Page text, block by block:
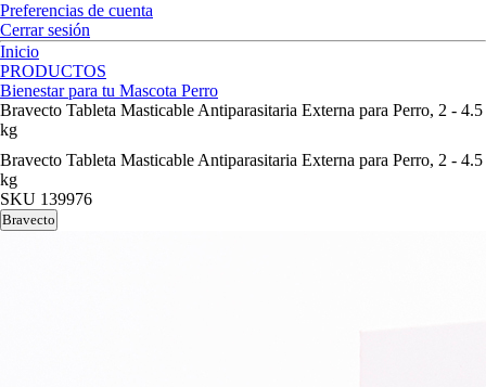
Preferencias de cuenta
Cerrar sesión
Inicio
PRODUCTOS
Bienestar para tu Mascota Perro
Bravecto Tableta Masticable Antiparasitaria Externa para Perro, 2 - 4.5
kg
Bravecto Tableta Masticable Antiparasitaria Externa para Perro, 2 - 4.5
kg
SKU 139976
Bravecto